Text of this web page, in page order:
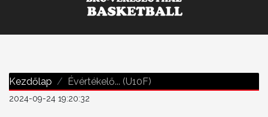
Kezdőlap Évértékelő... (U10F)
2024-09-24 19:20:32